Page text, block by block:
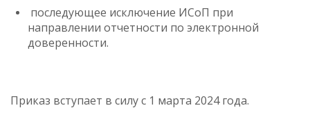
последующее исключение ИСоП при
направлении отчетности по электронной
доверенности.
Приказ вступает в силу с 1 марта 2024 года.